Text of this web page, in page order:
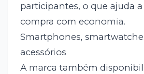
participantes, o que ajuda
compra com economia.
Smartphones,
acessórios
A marca também